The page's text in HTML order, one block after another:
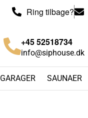
Ring tilbage?
+45 52518734
info@siphouse.dk
GARAGER SAUNAER